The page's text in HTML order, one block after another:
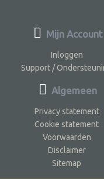
Mijn Account
Inloggen
Support /
Algemeen
Privacy statement
Cookie statement
Voorwaarden
Disclaimer
Sitemap